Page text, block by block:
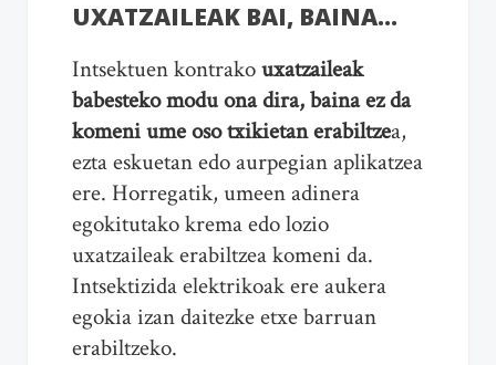
UXATZAILEAK BAI, BAINA…
Intsektuen kontrakouxatzaileak
babesteko modu ona dira, baina ez da
komeni ume oso txikietan erabiltzea,
ezta eskuetan edo aurpegian aplikatzea
ere. Horregatik, umeen adinera
egokitutako krema edo lozio
uxatzaileak erabiltzea komeni da.
Intsektizida elektrikoak ere aukera
egokia izan daitezke etxe barruan
erabiltzeko.